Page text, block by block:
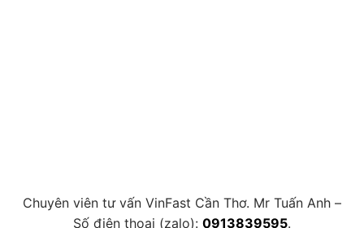
Chuyên viên tư vấn VinFast Cần Thơ. Mr Tuấn Anh –
Số điện thoại (zalo): 0913839595.